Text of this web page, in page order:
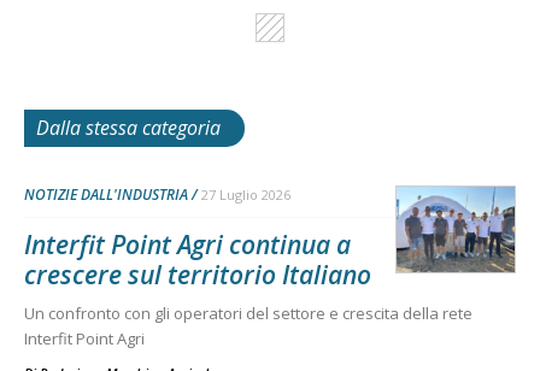
Dalla stessa categoria
NOTIZIE DALL'INDUSTRIA 27 Luglio 2026
Interfit Point Agri continua a
crescere sul territorio Italiano
Un confronto con gli operatori del settore e crescita della rete
Interfit Point Agri